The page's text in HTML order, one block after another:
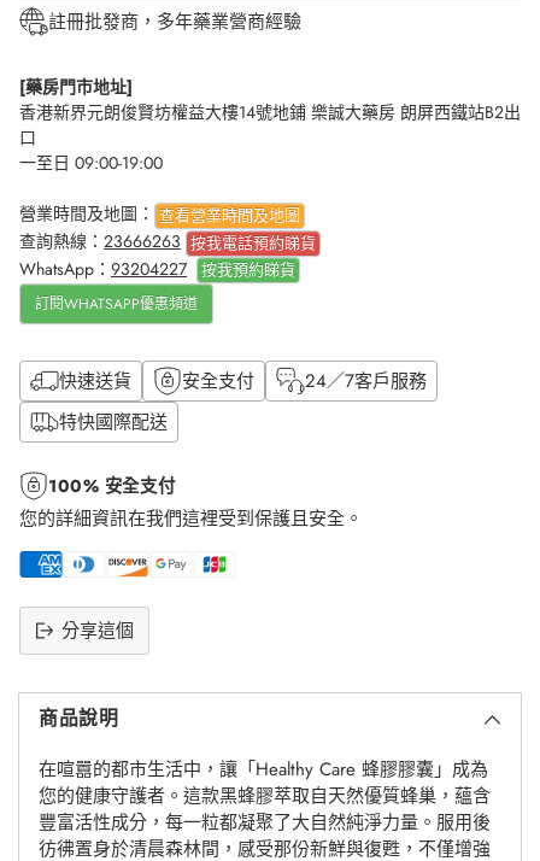
註冊批發商，多年藥業營商經驗
[藥房門市地址]
香港新界元朗俊賢坊權益大樓14號地鋪 樂誠大藥房 朗屏西鐵站B2出
口
一至日 09:00-19:00
營業時間及地圖： 查看營業時間及地圖
查詢熱線： 23666263 按我電話預約睇貨
WhatsApp： 93204227 按我預約睇貨
訂閱WHATSAPP優惠頻道
快速送貨 安全支付
24／7客戶服務
特快國際配送
100% 安全支付
您的詳細資訊在我們這裡受到保護且安全。
分享這個
產
商品說明
在喧囂的都市生活中，讓「Healthy Care 蜂膠膠囊」成為
您的健康守護者。這款黑蜂膠萃取自天然優質蜂巢，蘊含
豐富活性成分，每一粒都凝聚了大自然純淨力量。服用後
彷彿置身於清晨森林間，感受那份新鮮與復甦，不僅增強